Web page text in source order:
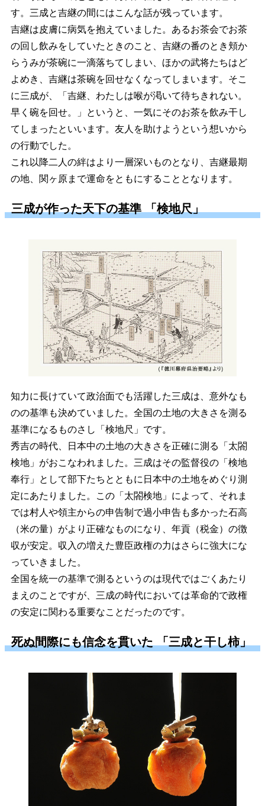
す。三成と吉継の間にはこんな話が残っています。
吉継は皮膚に病気を抱えていました。あるお茶会でお茶
の回し飲みをしていたときのこと、吉継の番のとき頬か
らうみが茶碗に一滴落ちてしまい、ほかの武将たちはど
よめき、吉継は茶碗を回せなくなってしまいます。そこ
に三成が、「吉継、わたしは喉が渇いて待ちきれない。
早く碗を回せ。」というと、一気にそのお茶を飲み干し
てしまったといいます。友人を助けようという想いから
の行動でした。
これ以降二人の絆はより一層深いものとなり、吉継最期
の地、関ヶ原まで運命をともにすることとなります。
三成が作った天下の基準 「検地尺」
知力に長けていて政治面でも活躍した三成は、意外なも
のの基準も決めていました。全国の土地の大きさを測る
基準になるものさし「検地尺」です。
秀吉の時代、日本中の土地の大きさを正確に測る「太閤
検地」がおこなわれました。三成はその監督役の「検地
奉行」として部下たちとともに日本中の土地をめぐり測
定にあたりました。この「太閤検地」によって、それま
では村人や領主からの申告制で過小申告も多かった石高
（米の量）がより正確なものになり、年貢（税金）の徴
収が安定。収入の増えた豊臣政権の力はさらに強大にな
っていきました。
全国を統一の基準で測るというのは現代ではごくあたり
まえのことですが、三成の時代においては革命的で政権
の安定に関わる重要なことだったのです。
死ぬ間際にも信念を貫いた 「三成と干し柿」